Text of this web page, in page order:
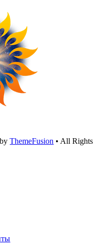
ThemeFusion • All Rights